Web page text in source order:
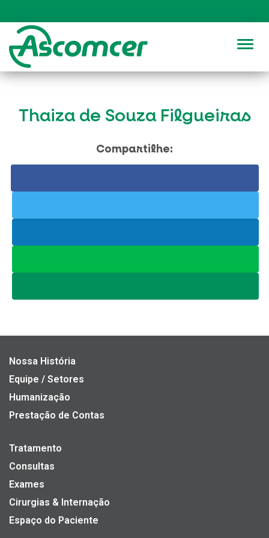
Thaiza de Souza Filgueiras
Compartilhe:
Nossa História
Equipe / Setores
Humanização
Prestação de Contas
Tratamento
Consultas
Exames
Cirurgias & Internação
Espaço do Paciente